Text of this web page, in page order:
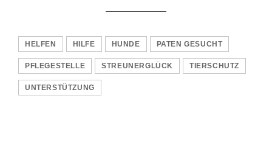
HELFEN HILFE HUNDE PATEN GESUCHT
PFLEGESTELLE STREUNERGLÜCK TIERSCHUTZ
UNTERSTÜTZUNG